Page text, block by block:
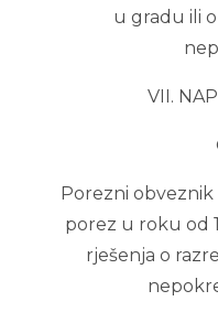
u gradu ili
VII.
Porezni
porez u roku od
rješenja o